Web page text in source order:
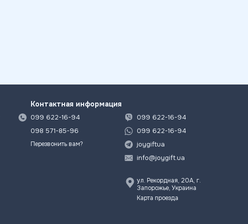
Контактная информация
099 622-16-94
098 571-85-96
Перезвонить вам?
099 622-16-94
099 622-16-94
joygiftua
info@joygift.ua
ул. Рекордная, 20А, г.
Запорожье, Украина
Карта проезда